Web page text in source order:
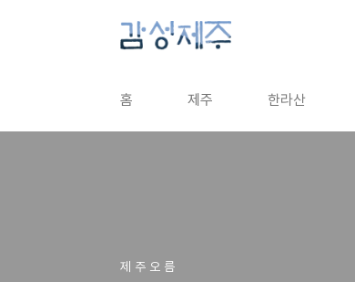
홈 제주 한라산
제 주 오 름